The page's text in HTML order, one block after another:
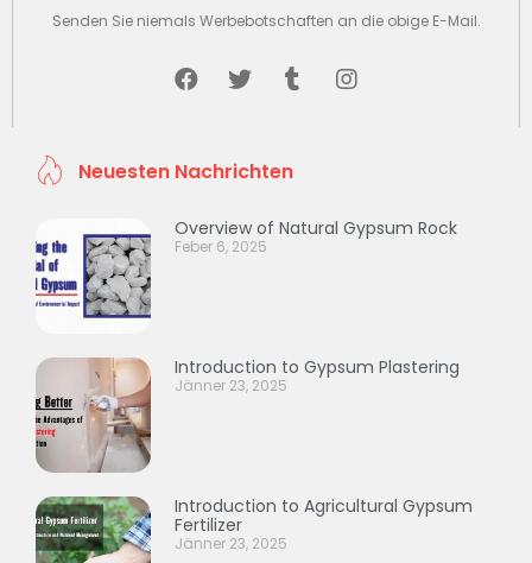
Senden Sie niemals Werbebotschaften an die obige E-Mail.
Neuesten Nachrichten
Overview of Natural Gypsum Rock
Feber 6, 2025
Introduction to Gypsum Plastering
Jänner 23, 2025
Introduction to Agricultural Gypsum
Fertilizer
Jänner 23, 2025